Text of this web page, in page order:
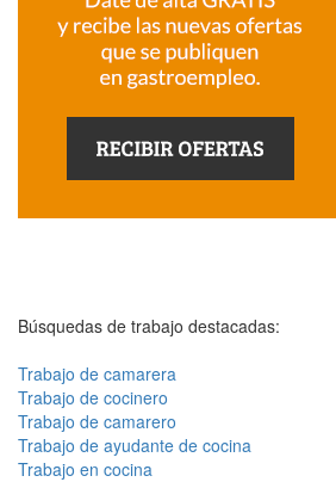
Búsquedas de trabajo destacadas:
Trabajo de camarera
Trabajo de cocinero
Trabajo de camarero
Trabajo de ayudante de cocina
Trabajo en cocina